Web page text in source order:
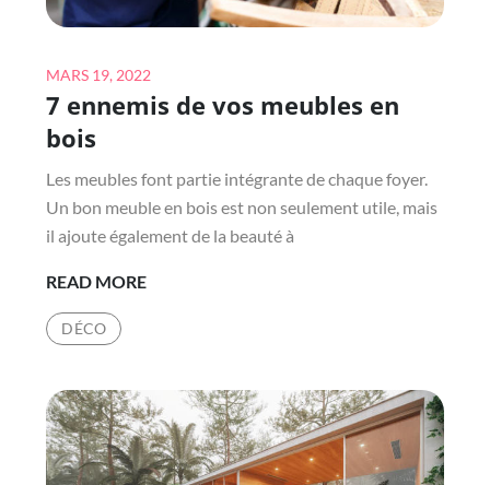
Posted
on
MARS 19, 2022
7 ennemis de vos meubles en
bois
Les meubles font partie intégrante de chaque foyer.
Un bon meuble en bois est non seulement utile, mais
il ajoute également de la beauté à
READ MORE7
MEUBLES
EN
BOIS
DÉCO